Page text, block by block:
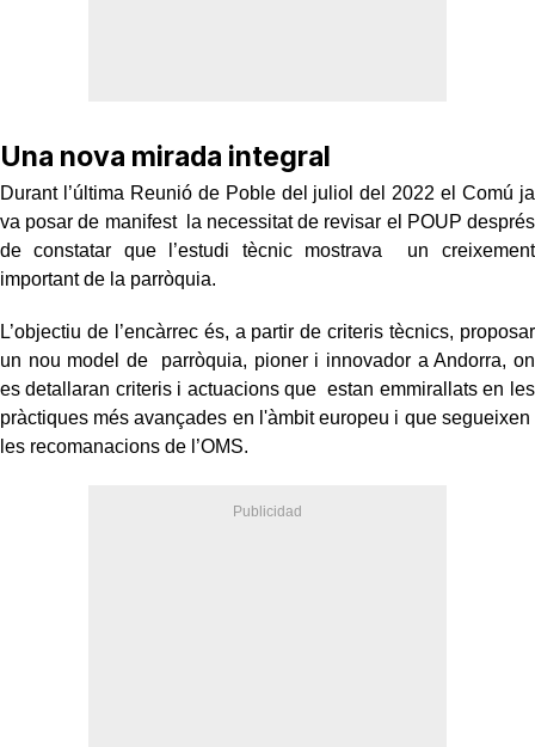
Una nova mirada integral
Durant l’última Reunió de Poble del juliol del 2022 el Comú ja
va posar de manifest la necessitat de revisar el POUP després
de constatar que l’estudi tècnic mostrava un creixement
important de la parròquia.
L’objectiu de l’encàrrec és, a partir de criteris tècnics, proposar
un nou model de parròquia, pioner i innovador a Andorra, on
es detallaran criteris i actuacions que estan emmirallats en les
pràctiques més avançades en l'àmbit europeu i que segueixen
les recomanacions de l’OMS.